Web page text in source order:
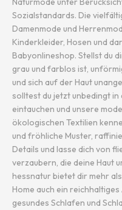
Sozialstandards. Die
Damenmode und
Kinderkleider, Hosen und
Babyonlineshop. Stellst du
grau und farblos ist,
und sich auf der Haut
solltest du jetzt unbedingt
eintauchen und unsere
ökologischen Textilien
und fröhliche Muster,
Details und lasse dich von
verzaubern, die deine Haut
hessnatur bietet dir mehr
Home auch ein
gesundes Schlafen und